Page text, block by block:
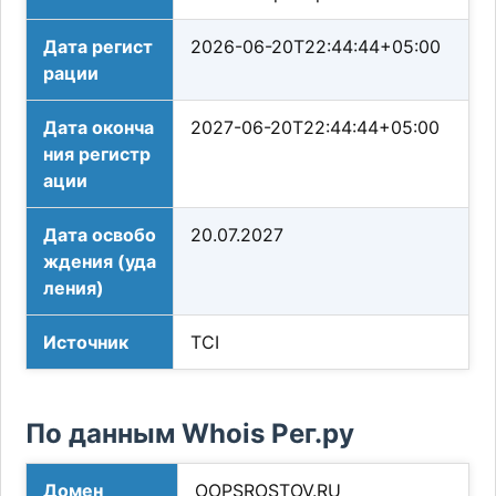
Дата регист
рации
2026-06-20T22:44:44+05:00
Дата оконча
ния регистр
ации
2027-06-20T22:44:44+05:00
Дата освобо
ждения (уда
ления)
20.07.2027
Источник TCI
По данным Whois Рег.ру
Домен OOPSROSTOV.RU